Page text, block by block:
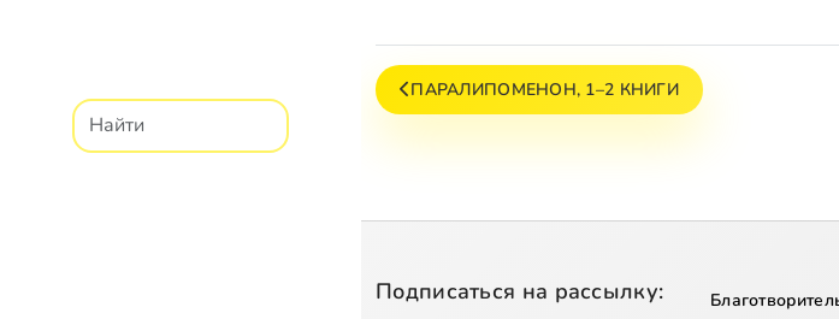
ПАРАЛИПОМЕНОН, 1–2 КНИГИ
Подписаться на рассылку: